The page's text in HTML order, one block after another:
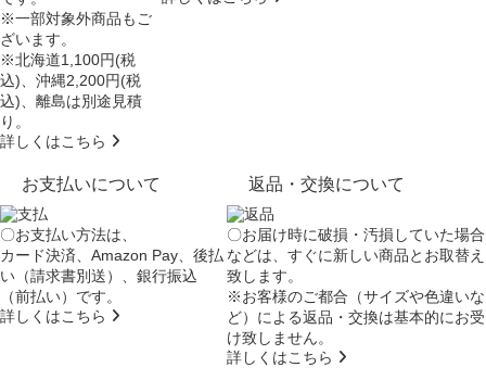
※一部対象外商品もご
ざいます。
※北海道1,100円(税
込)、沖縄2,200円(税
込)、離島は別途見積
り。
詳しくはこちら
お支払いについて
〇お支払い方法は、
カード決済、Amazon Pay、後払
い（請求書別送）、銀行振込
（前払い）です。
詳しくはこちら
返品・交換について
〇お届け時に破損・汚損していた場合
などは、すぐに新しい商品とお取替え
致します。
※お客様のご都合（サイズや色違いな
ど）による返品・交換は基本的にお受
け致しません。
詳しくはこちら